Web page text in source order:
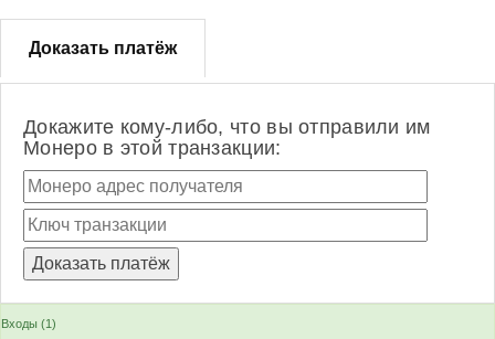
Доказать платёж
Докажите кому-либо, что вы отправили им
Монеро в этой транзакции:
Входы (1)